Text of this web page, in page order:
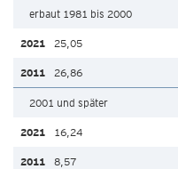
erbaut 1981 bis 2000
25,05
26,86
2001 und später
16,24
8,57